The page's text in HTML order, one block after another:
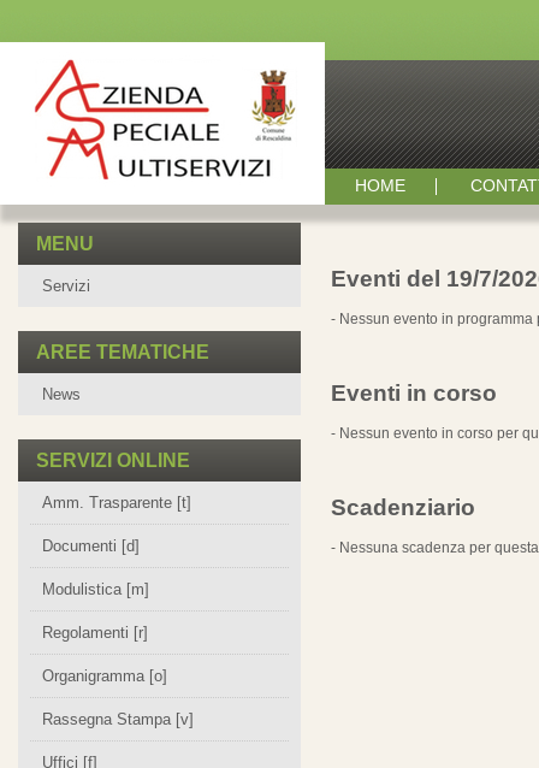
HOME
MENU
Servizi
AREE TEMATICHE
News
SERVIZI ONLINE
Amm. Trasparente [t]
Documenti [d]
Modulistica [m]
Regolamenti [r]
Organigramma [o]
Rassegna Stampa [v]
Uffici [f]
Eventi del 19/7/
- Nessun evento in programma
Eventi in corso
- Nessun evento in corso per
Scadenziario
- Nessuna scadenza per